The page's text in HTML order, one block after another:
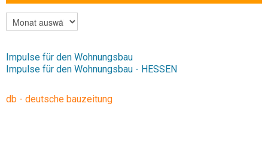
ARCHIV
Impulse für den Wohnungsbau
Impulse für den Wohnungsbau - HESSEN
db - deutsche bauzeitung